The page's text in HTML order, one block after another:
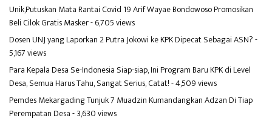
Unik,Putuskan Mata Rantai Covid 19 Arif Wayae Bondowoso Promosikan
Beli Cilok Gratis Masker- 6,705 views
Dosen UNJ yang Laporkan 2 Putra Jokowi ke KPK Dipecat Sebagai ASN?-
5,167 views
Para Kepala Desa Se-Indonesia Siap-siap, Ini Program Baru KPK di Level
Desa, Semua Harus Tahu, Sangat Serius, Catat!- 4,509 views
Pemdes Mekargading Tunjuk 7 Muadzin Kumandangkan Adzan Di Tiap
Perempatan Desa- 3,630 views